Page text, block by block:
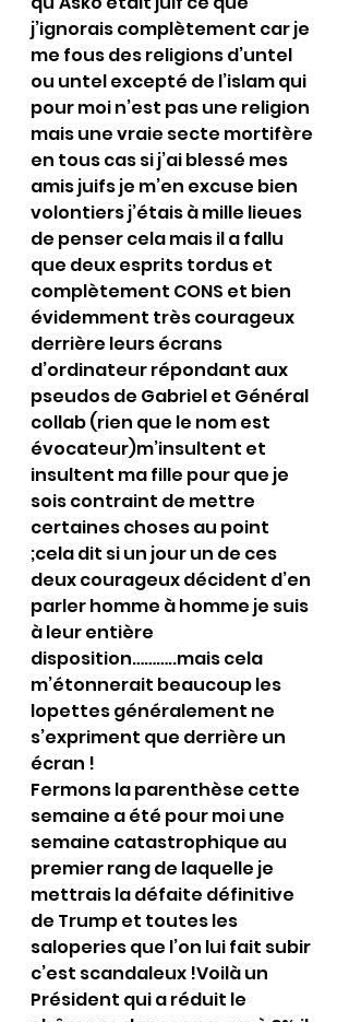
j’ignorais complètement car je
me fous des religions d’untel
ou untel excepté de l’islam qui
pour moi n’est pas une religion
mais une vraie secte mortifère
en tous cas si j’ai blessé mes
amis juifs je m’en excuse bien
volontiers j’étais à mille lieues
de penser cela mais il a fallu
que deux esprits tordus et
complètement CONS et bien
évidemment très courageux
derrière leurs écrans
d’ordinateur répondant aux
pseudos de Gabriel et Général
collab (rien que le nom est
évocateur)m’insultent et
insultent ma fille pour que je
sois contraint de mettre
certaines choses au point
;cela dit si un jour un de ces
deux courageux décident d’en
parler homme à homme je suis
à leur entière
disposition………..mais cela
m’étonnerait beaucoup les
lopettes généralement ne
s’expriment que derrière un
écran !
Fermons la parenthèse cette
semaine a été pour moi une
semaine catastrophique au
premier rang de laquelle je
mettrais la défaite définitive
de Trump et toutes les
saloperies que l’on lui fait subir
c’est scandaleux !Voilà un
Président qui a réduit le